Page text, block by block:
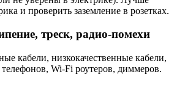
и проверить заземление в розетках.
треск, радио-помехи
кабели, низкокачественные кабели,
Wi-Fi роутеров, диммеров.